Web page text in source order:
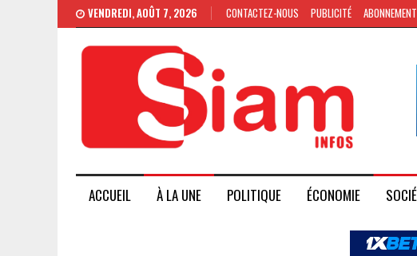
VENDREDI, AOÛT 7, 2026 CONTACTEZ-NOUS PUBLICITÉ ABONNEMENT
ACCUEIL À LA UNE POLITIQUE ÉCONOMIE